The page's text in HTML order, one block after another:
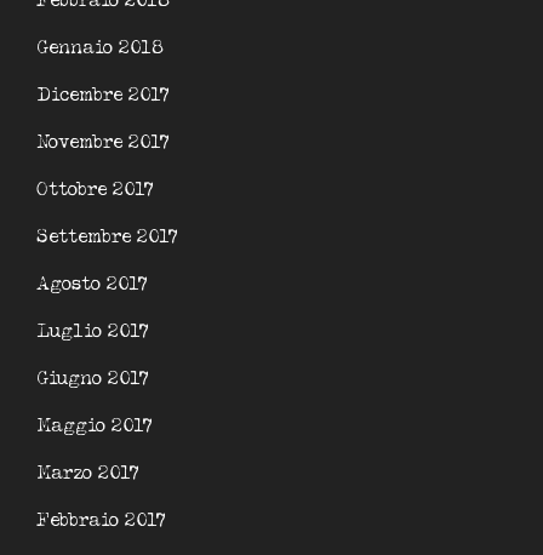
Gennaio 2018
Dicembre 2017
Novembre 2017
Ottobre 2017
Settembre 2017
Agosto 2017
Luglio 2017
Giugno 2017
Maggio 2017
Marzo 2017
Febbraio 2017